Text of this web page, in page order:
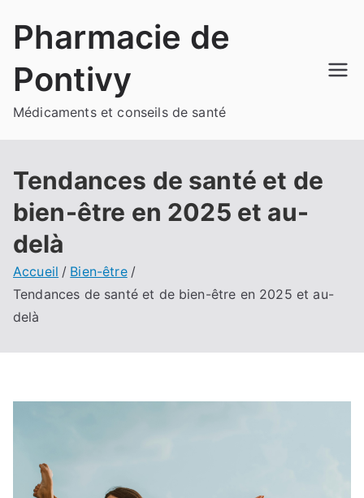
Pharmacie de
Pontivy
Médicaments et conseils de santé
Tendances de santé et de
bien-être en 2025 et au-
delà
Accueil
Bien-être
Tendances de santé et de bien-être en 2025 et au-
delà